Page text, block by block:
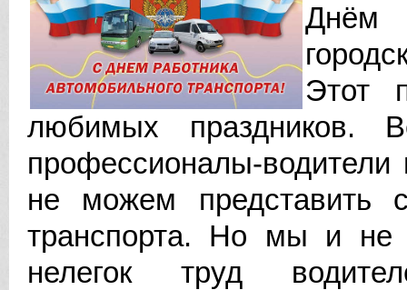
Днём
Этот
любимых
профессионалы-
не можем представить
транспорта. Но мы и не
нелегок труд